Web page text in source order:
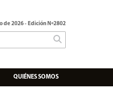
de 2026- Edición Nº2802
QUIÉNES SOMOS